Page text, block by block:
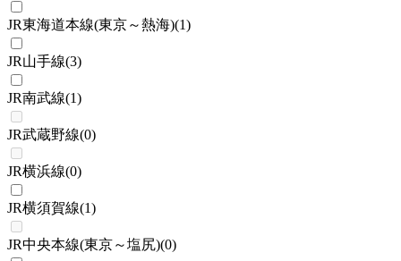
JR東海道本線(東京～熱海)(1)
JR山手線(3)
JR南武線(1)
JR武蔵野線(0)
JR横浜線(0)
JR横須賀線(1)
JR中央本線(東京～塩尻)(0)